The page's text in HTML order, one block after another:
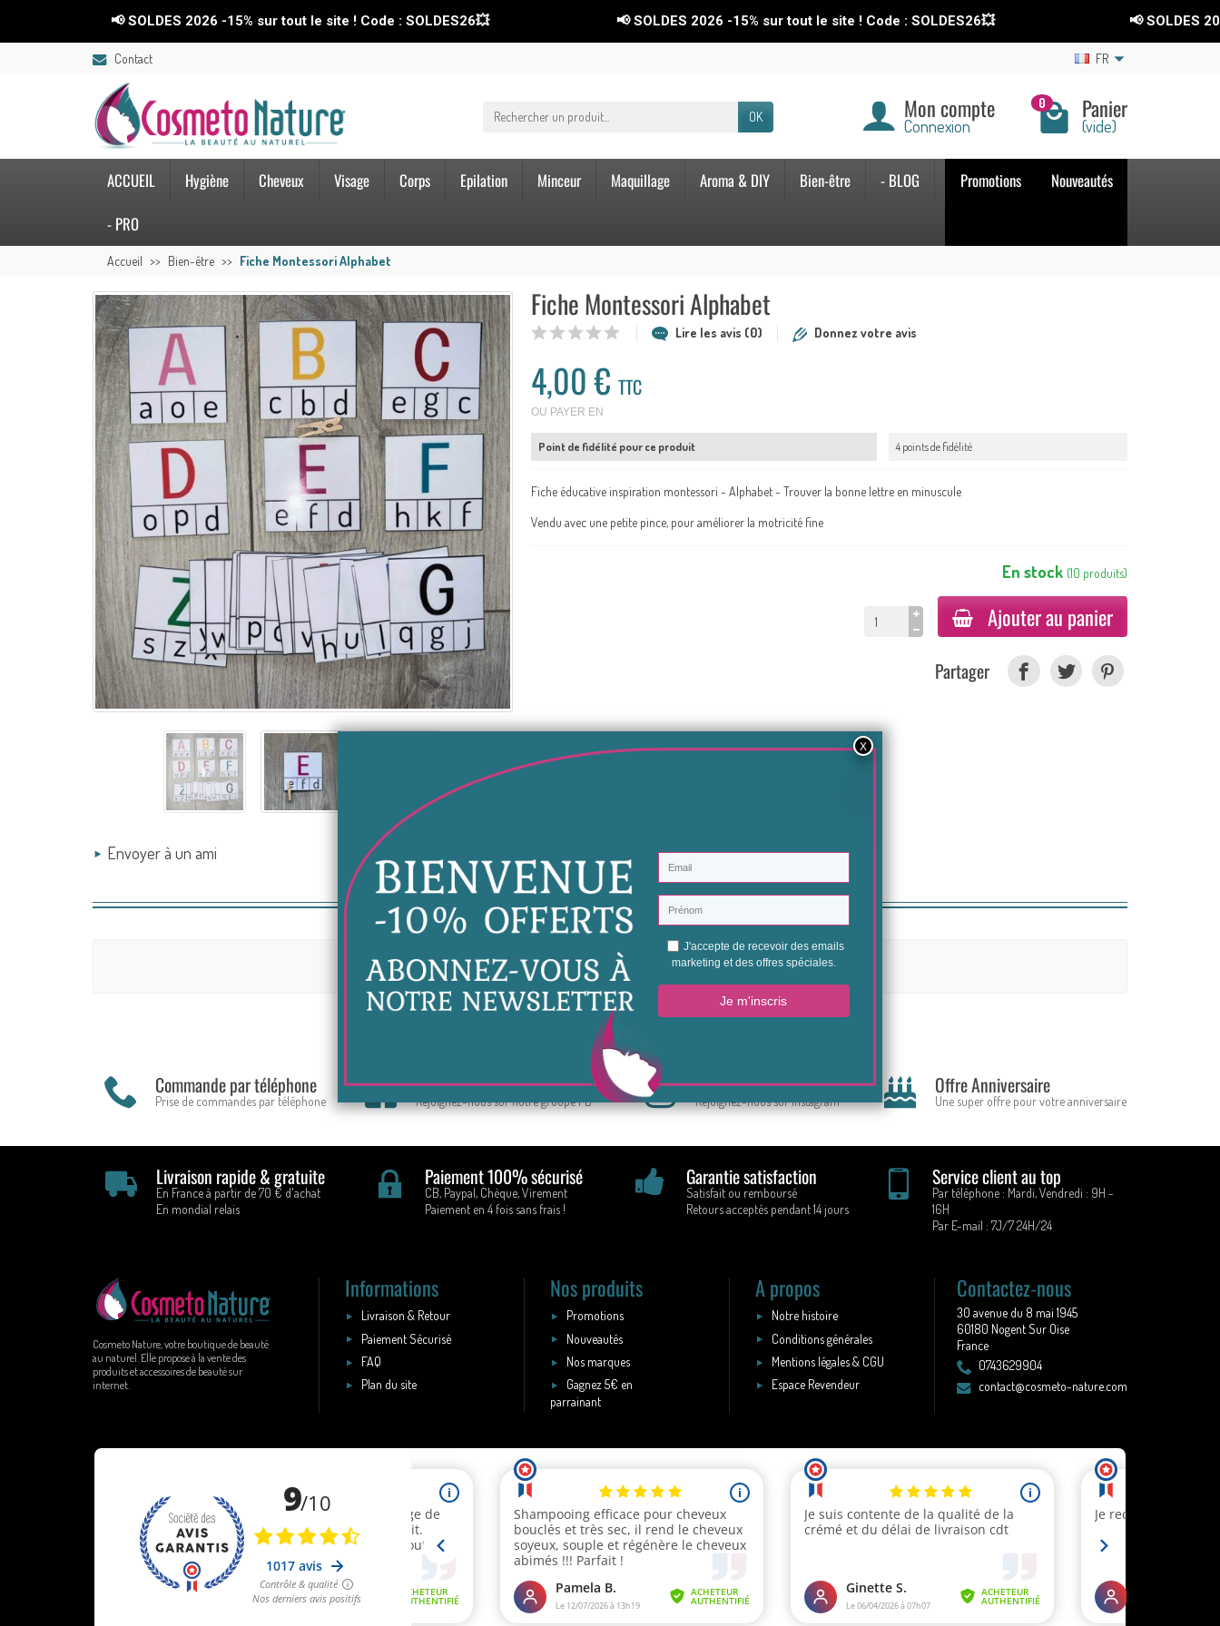
📢 SOLDES 2026 -15% sur tout le site ! Code : SOLDES26💥 📢 SOLDES 2026-15%sur tout le site ! Code : SOLDES26💥 📢 SOLDES 2026-
Contact FR
OK Mon compte
Connexion
0 Panier
(vide)
ACCUEIL Hygiène Cheveux Visage Corps Epilation Minceur Maquillage Aroma & DIY Bien-être
- BLOG
- PRO
Promotions Nouveautés
Accueil Bien-être Fiche Montessori Alphabet
Envoyer à un ami
Fiche Montessori Alphabet
Lire les avis (0) Donnez votre avis
4,00 €TTC
OU PAYER EN
Point de fidélité pour ce produit 4 points de fidélité
Fiche éducative inspiration montessori - Alphabet - Trouver la bonne lettre en minuscule
Vendu avec une petite pince, pour améliorer la motricité fine
En stock (10 produits)
Ajouter au panier
Partager
Avis (0)
Aucun avis n'a été publié pour le moment.
Soyez le premier à donner votre avis
Commande par téléphone
Prise de commandes par téléphone
Conseils & Astuces Beauté
Rejoignez-nous sur notre groupe FB
Restons en contact
Rejoignez-nous sur Instagram
Offre Anniversaire
Une super offre pour votre anniversaire
Livraison rapide & gratuite
En France à partir de 70 € d'achat
En mondial relais
Paiement 100% sécurisé
CB, Paypal, Chèque, Virement
Paiement en 4 fois sans frais !
Garantie satisfaction
Satisfait ou remboursé
Retours acceptés pendant 14 jours
Service client au top
Par téléphone : Mardi, Vendredi : 9H -
16H
Par E-mail : 7J/7 24H/24
Cosmeto Nature, votre boutique de beauté
au naturel. Elle propose à la vente des
produits et accessoires de beauté sur
internet.
Informations
Livraison & Retour
Paiement Sécurisé
FAQ
Plan du site
Nos produits
Promotions
Nouveautés
Nos marques
Gagnez 5€ en
parrainant
A propos
Notre histoire
Conditions générales
Mentions légales & CGU
Espace Revendeur
Contactez-nous
30 avenue du 8 mai 1945
60180 Nogent Sur Oise
France
0743629904
contact@cosmeto-nature.com